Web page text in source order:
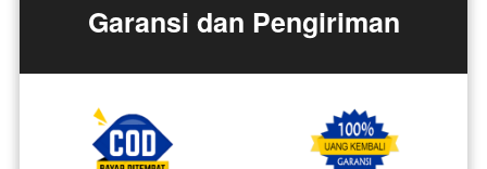
Garansi dan Pengiriman